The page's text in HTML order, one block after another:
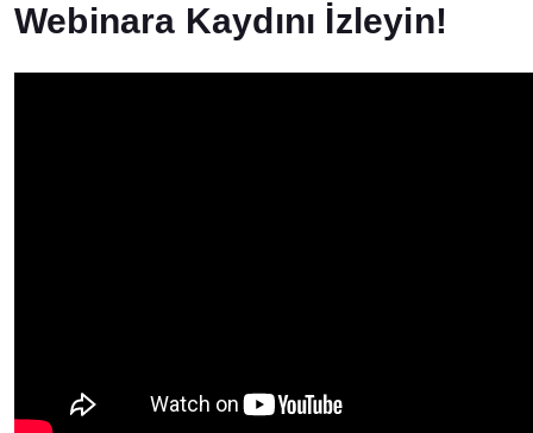
Webinara Kaydını İzleyin!